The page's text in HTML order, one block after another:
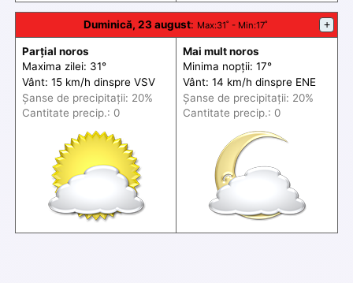
Duminică, 23 august: Max:31˚ - Min:17˚ +
Parțial noros
Maxima zilei: 31°
Vânt: 15 km/h dinspre VSV
Șanse de precipitații: 20%
Cantitate precip.: 0
Mai mult noros
Minima nopții: 17°
Vânt: 14 km/h dinspre ENE
Șanse de precipitații: 20%
Cantitate precip.: 0